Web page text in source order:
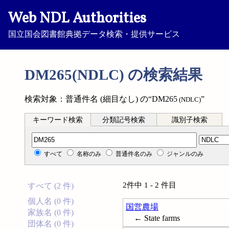
Web NDL Authorities
国立国会図書館典拠データ検索・提供サービス
DM265(NDLC) の検索結果
検索対象：普通件名 (細目なし) の“DM265 (NDLC)”
キーワード検索 分類記号検索 識別子検索
分類記号検索
すべて 名称のみ 普通件名のみ ジャンルのみ
すべて (2 件)
個人名 (0 件)
家族名 (0 件)
団体名 (0 件)
2件中 1 - 2 件目
国営農場
← State farms